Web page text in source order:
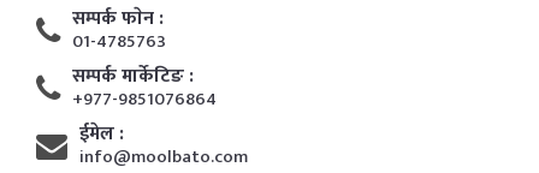
सम्पर्क फाेन :
01-4785763
सम्पर्क मार्केटिङ :
+977-9851076864
ईमेल :
info@moolbato.com